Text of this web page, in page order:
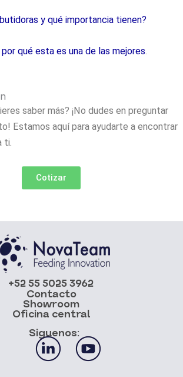
y qué importancia tienen?
qué esta es una de las mejores.
saber más? ¡No dudes en preguntar
Estamos aquí para ayudarte a encontrar
ti.
Cotizar
Contacto
+52 55 5025 3962
Showroom
Oficina central
Siguenos: